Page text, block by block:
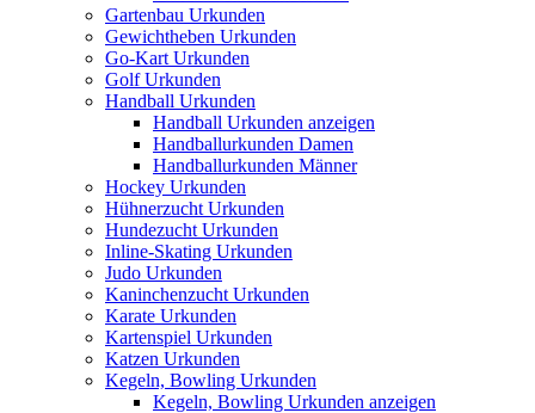
Gartenbau Urkunden
Gewichtheben Urkunden
Go-Kart Urkunden
Golf Urkunden
Handball Urkunden
Handball Urkunden anzeigen
Handballurkunden Damen
Handballurkunden Männer
Hockey Urkunden
Hühnerzucht Urkunden
Hundezucht Urkunden
Inline-Skating Urkunden
Judo Urkunden
Kaninchenzucht Urkunden
Karate Urkunden
Kartenspiel Urkunden
Katzen Urkunden
Kegeln, Bowling Urkunden
Kegeln, Bowling Urkunden anzeigen